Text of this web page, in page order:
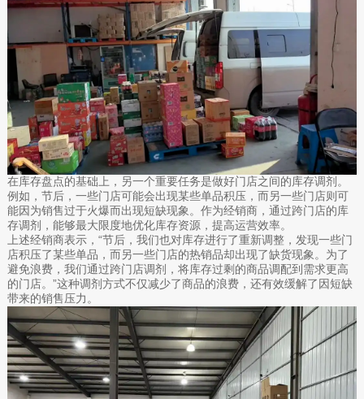
在库存盘点的基础上，另一个重要任务是做好门店之间的库存调剂。
例如，节后，一些门店可能会出现某些单品积压，而另一些门店则可
能因为销售过于火爆而出现短缺现象。作为经销商，通过跨门店的库
存调剂，能够最大限度地优化库存资源，提高运营效率。
上述经销商表示，“节后，我们也对库存进行了重新调整，发现一些门
店积压了某些单品，而另一些门店的热销品却出现了缺货现象。为了
避免浪费，我们通过跨门店调剂，将库存过剩的商品调配到需求更高
的门店。”这种调剂方式不仅减少了商品的浪费，还有效缓解了因短缺
带来的销售压力。